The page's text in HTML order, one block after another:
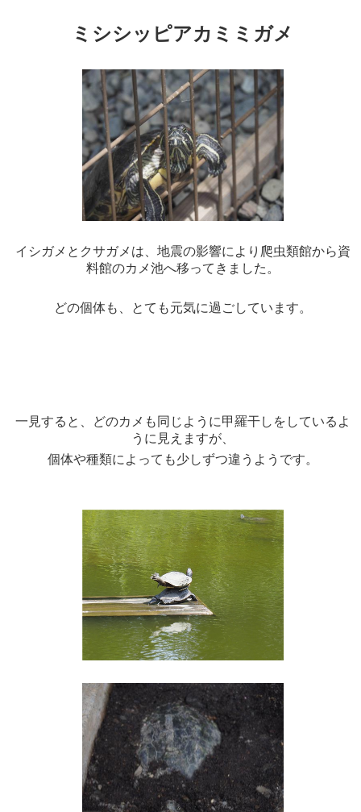
ミシシッピアカミミガメ
イシガメとクサガメは、地震の影響により爬虫類館から資
料館のカメ池へ移ってきました。
どの個体も、とても元気に過ごしています。
一見すると、どのカメも同じように甲羅干しをしているよ
うに見えますが、
個体や種類によっても少しずつ違うようです。